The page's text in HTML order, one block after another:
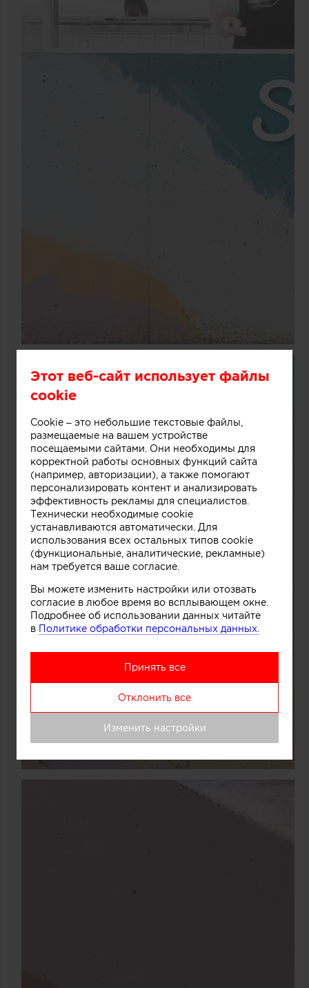
Этот веб-сайт использует файлы
cookie
Cookie – это небольшие текстовые файлы,
размещаемые на вашем устройстве
посещаемыми сайтами. Они необходимы для
корректной работы основных функций сайта
(например, авторизации), а также помогают
персонализировать контент и анализировать
эффективность рекламы для специалистов.
Технически необходимые cookie
устанавливаются автоматически. Для
использования всех остальных типов cookie
(функциональные, аналитические, рекламные)
нам требуется ваше согласие.
Вы можете изменить настройки или отозвать
согласие в любое время во всплывающем окне.
Подробнее об использовании данных читайте
в Политике обработки персональных данных.
Принять все
Отклонить все
Изменить настройки